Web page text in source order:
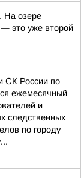
На озере
это уже второй
СК России по
ежемесячный
и
следственных
по городу